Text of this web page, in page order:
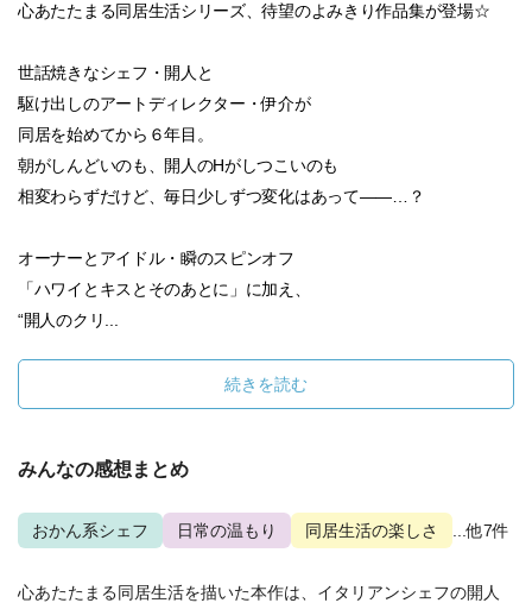
心あたたまる同居生活シリーズ、待望のよみきり作品集が登場☆
世話焼きなシェフ・開人と
駆け出しのアートディレクター・伊介が
同居を始めてから６年目。
朝がしんどいのも、開人のHがしつこいのも
相変わらずだけど、毎日少しずつ変化はあって――…？
オーナーとアイドル・瞬のスピンオフ
「ハワイとキスとそのあとに」に加え、
“開人のクリ...
続きを読む
みんなの感想まとめ
おかん系シェフ 日常の温もり 同居生活の楽しさ ...他7件
心あたたまる同居生活を描いた本作は、イタリアンシェフの開人